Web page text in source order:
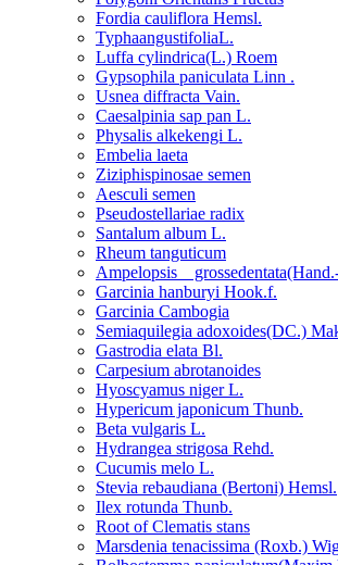
Fordia cauliflora Hemsl.
TyphaangustifoliaL.
Luffa cylindrica(L.) Roem
Gypsophila paniculata Linn .
Usnea diffracta Vain.
Caesalpinia sap pan L.
Physalis alkekengi L.
Embelia laeta
Ziziphispinosae semen
Aesculi semen
Pseudostellariae radix
Santalum album L.
Rheum tanguticum
Ampelopsis
Garcinia hanburyi Hook.f.
Garcinia Cambogia
Semiaquilegia adoxoides(DC.)
Gastrodia elata Bl.
Carpesium abrotanoides
Hyoscyamus niger L.
Hypericum japonicum Thunb.
Beta vulgaris L.
Hydrangea strigosa Rehd.
Cucumis melo L.
Stevia rebaudiana (Bertoni) Hemsl.
Ilex rotunda Thunb.
Root of Clematis stans
Marsdenia tenacissima (Roxb.)